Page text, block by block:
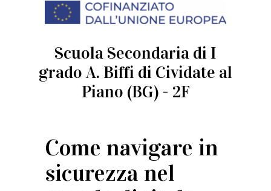
Scuola Secondaria di I
grado A. Biffi di Cividate al
Piano (BG) - 2F
Come navigare in
sicurezza nel